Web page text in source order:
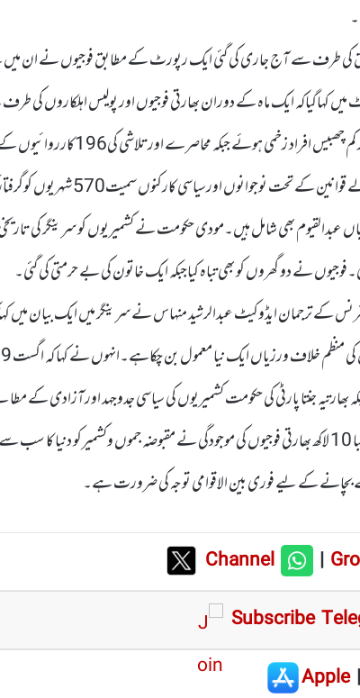
کی طرف سے آج جاری کی گئی ایک رپورٹ کے مطابق فوجیوں نے ان میں سے
کہاگیاکہ ایک ماہ کے دوران بھارتی فوجیوں اور پولیس اہلکاروں
وحشیانہ استعمال کے نتیجے میں کم از
سرگرمیوں کی روک تھام جیسے کالے
عبدالقیوم بھی شامل ہیں۔مودی حکومت نے کشمیریوں کو سرینگر کی تاریخی
نے دو گھروں کو بھی تباہ کیاجبکہ ایک خاتون کی بے حرمتی کی گئی۔
کے ترجمان ایڈوکیٹ عبدالرشید منہاس نے سرینگر میں ایک بیان میں کہا
بھارتیہ جنتا پارٹی کی حکومت کشمیریوں کی سیاسی جدوجہد اورآزادی کے
رہی ہے۔بیان میں کہا گیا کہ تقریبا 10 لاکھ بھارتی فوجیوں کی موجودگی نے مقبوضہ جموں وکشمیرکو
بچانے کے لیے فوری بین الاقوامی توجہ کی ضرورت ہے۔
Channel |
Subscribe
|
Apple